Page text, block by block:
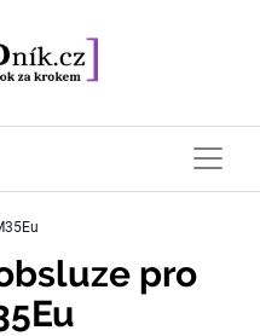
pro